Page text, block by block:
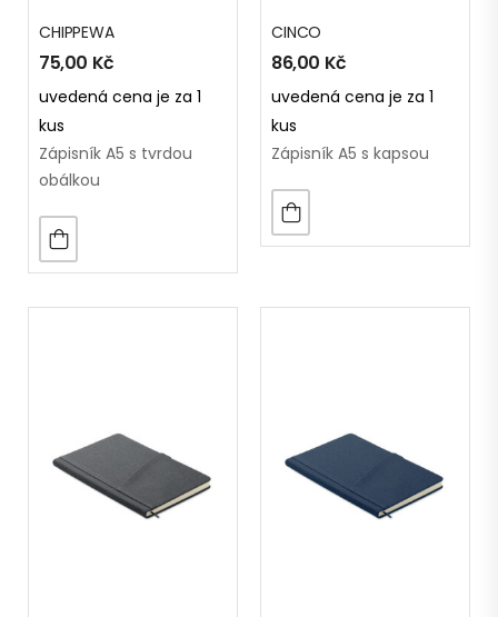
CHIPPEWA
75,00 Kč
uvedená cena je za 1
kus
Zápisník A5 s tvrdou
obálkou
CINCO
86,00 Kč
uvedená cena je za 1
kus
Zápisník A5 s kapsou